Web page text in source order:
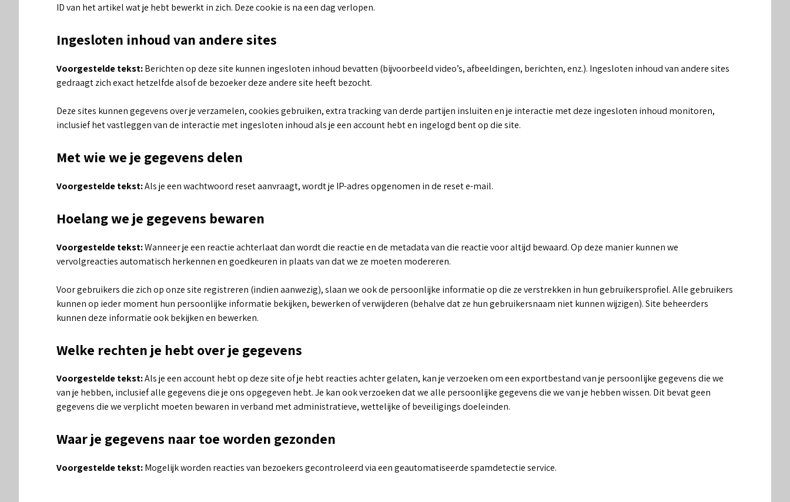
ID van het artikel wat je hebt bewerkt in zich. Deze cookie is na een dag verlopen.
Ingesloten inhoud van andere sites
Voorgestelde tekst:Berichten op deze site kunnen ingesloten inhoud bevatten (bijvoorbeeld video’s, afbeeldingen, berichten, enz.). Ingesloten inhoud van andere sites
gedraagt zich exact hetzelfde alsof de bezoeker deze andere site heeft bezocht.
Deze sites kunnen gegevens over je verzamelen, cookies gebruiken, extra tracking van derde partijen insluiten en je interactie met deze ingesloten inhoud monitoren,
inclusief het vastleggen van de interactie met ingesloten inhoud als je een account hebt en ingelogd bent op die site.
Met wie we je gegevens delen
Voorgestelde tekst:Als je een wachtwoord reset aanvraagt, wordt je IP-adres opgenomen in de reset e-mail.
Hoelang we je gegevens bewaren
Voorgestelde tekst:Wanneer je een reactie achterlaat dan wordt die reactie en de metadata van die reactie voor altijd bewaard. Op deze manier kunnen we
vervolgreacties automatisch herkennen en goedkeuren in plaats van dat we ze moeten modereren.
Voor gebruikers die zich op onze site registreren (indien aanwezig), slaan we ook de persoonlijke informatie op die ze verstrekken in hun gebruikersprofiel. Alle gebruikers
kunnen op ieder moment hun persoonlijke informatie bekijken, bewerken of verwijderen (behalve dat ze hun gebruikersnaam niet kunnen wijzigen). Site beheerders
kunnen deze informatie ook bekijken en bewerken.
Welke rechten je hebt over je gegevens
Voorgestelde tekst:Als je een account hebt op deze site of je hebt reacties achter gelaten, kan je verzoeken om een exportbestand van je persoonlijke gegevens die we
van je hebben, inclusief alle gegevens die je ons opgegeven hebt. Je kan ook verzoeken dat we alle persoonlijke gegevens die we van je hebben wissen. Dit bevat geen
gegevens die we verplicht moeten bewaren in verband met administratieve, wettelijke of beveiligings doeleinden.
Waar je gegevens naar toe worden gezonden
Voorgestelde tekst:Mogelijk worden reacties van bezoekers gecontroleerd via een geautomatiseerde spamdetectie service.